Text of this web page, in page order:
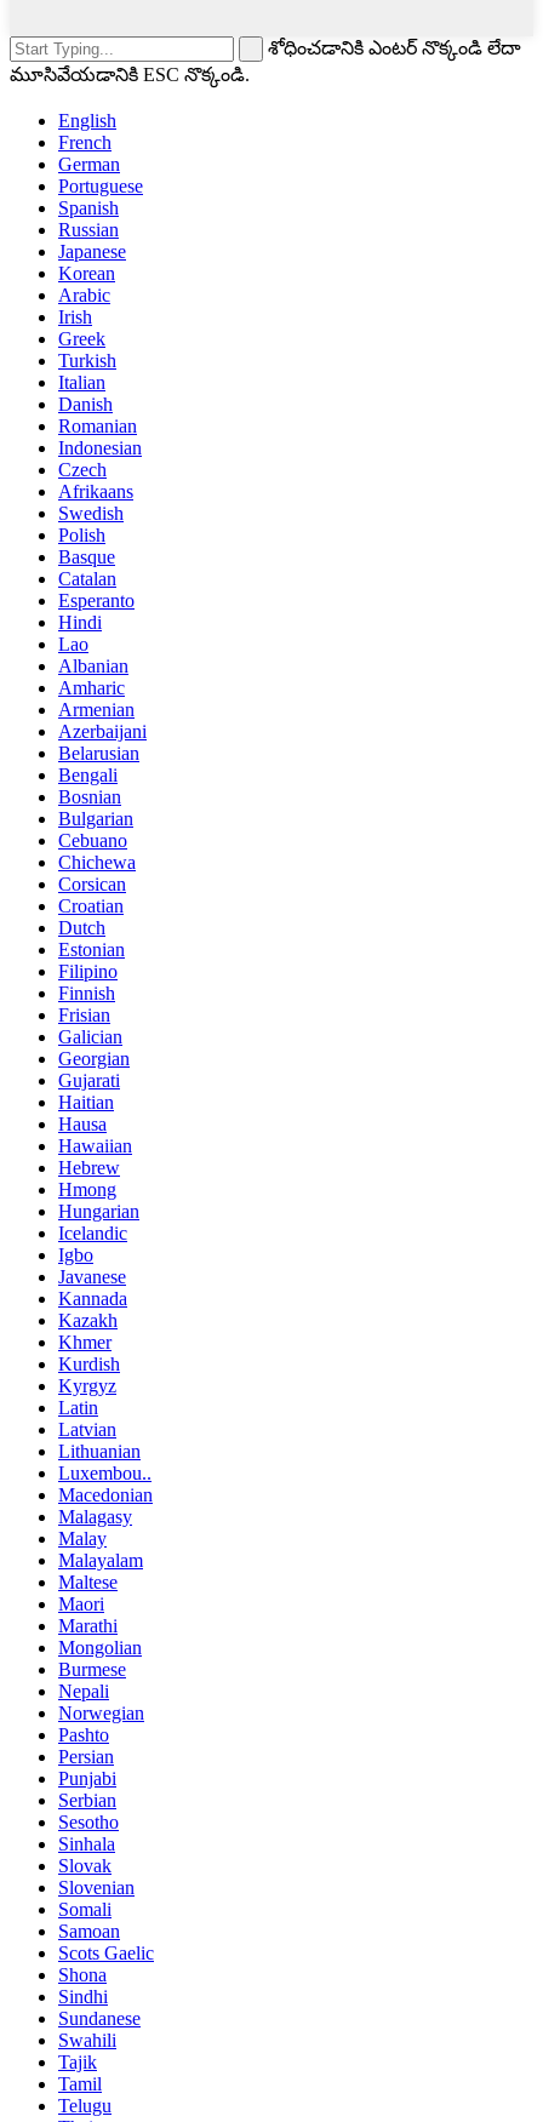
శోధించడానికి ఎంటర్ నొక్కండి లేదా
మూసివేయడానికి ESC నొక్కండి.
English
French
German
Portuguese
Spanish
Russian
Japanese
Korean
Arabic
Irish
Greek
Turkish
Italian
Danish
Romanian
Indonesian
Czech
Afrikaans
Swedish
Polish
Basque
Catalan
Esperanto
Hindi
Lao
Albanian
Amharic
Armenian
Azerbaijani
Belarusian
Bengali
Bosnian
Bulgarian
Cebuano
Chichewa
Corsican
Croatian
Dutch
Estonian
Filipino
Finnish
Frisian
Galician
Georgian
Gujarati
Haitian
Hausa
Hawaiian
Hebrew
Hmong
Hungarian
Icelandic
Igbo
Javanese
Kannada
Kazakh
Khmer
Kurdish
Kyrgyz
Latin
Latvian
Lithuanian
Luxembou..
Macedonian
Malagasy
Malay
Malayalam
Maltese
Maori
Marathi
Mongolian
Burmese
Nepali
Norwegian
Pashto
Persian
Punjabi
Serbian
Sesotho
Sinhala
Slovak
Slovenian
Somali
Samoan
Scots Gaelic
Shona
Sindhi
Sundanese
Swahili
Tajik
Tamil
Telugu